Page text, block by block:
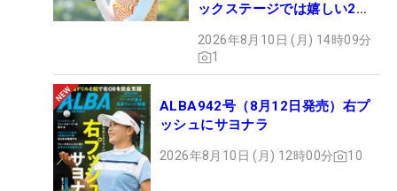
ックステージでは嬉しい2シ
2026年8月10日 (月) 14時09分
1
ALBA942号（8月12日発売）右プ
ッシュにサヨナラ
2026年8月10日 (月) 12時00分 10